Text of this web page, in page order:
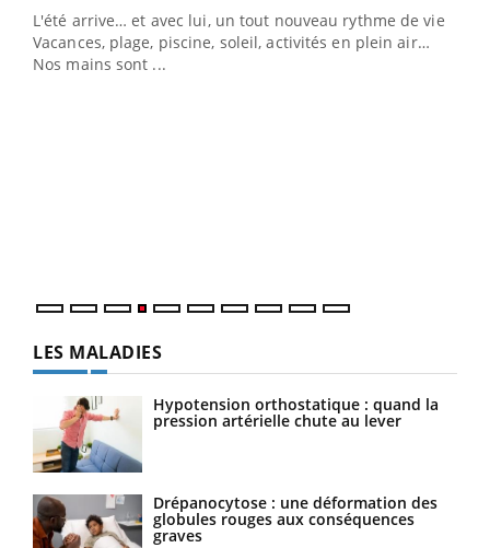
L'été arrive… et avec lui, un tout nouveau rythme de vie !
Vacances, plage, piscine, soleil, activités en plein air…
Nos mains sont ...
LES MALADIES
Hypotension orthostatique : quand la
pression artérielle chute au lever
Drépanocytose : une déformation des
globules rouges aux conséquences
graves